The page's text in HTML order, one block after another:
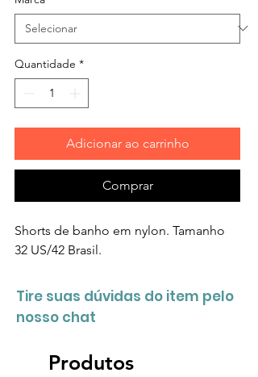
Quantidade *
Adicionar ao carrinho
Comprar
Shorts de banho em nylon. Tamanho
32 US/42 Brasil.
Tire suas dúvidas do item pelo
nosso chat
Produtos